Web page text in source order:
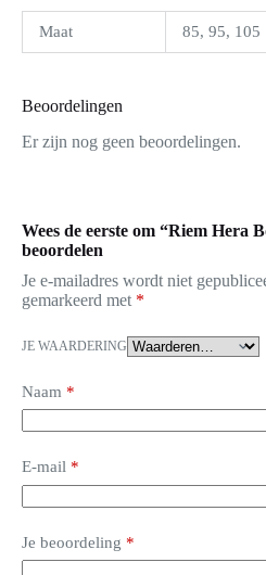
Maat 85, 95, 105
Beoordelingen
Er zijn nog geen beoordelingen.
Wees de eerste om “Riem Hera
beoordelen
Je e-mailadres wordt niet
gemarkeerd met *
JE WAARDERING
Naam *
E-mail *
Je beoordeling *